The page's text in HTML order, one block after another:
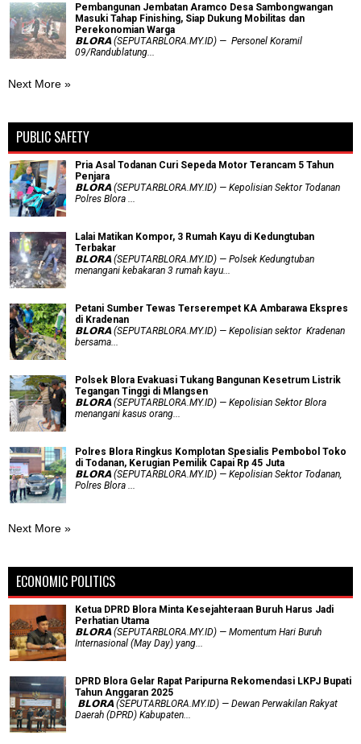
Pembangunan Jembatan Aramco Desa Sambongwangan
Masuki Tahap Finishing, Siap Dukung Mobilitas dan
Perekonomian Warga
𝗕𝗟𝗢𝗥𝗔 (SEPUTARBLORA.MY.ID) — Personel Koramil
09/Randublatung...
Next More »
PUBLIC SAFETY
Pria Asal Todanan Curi Sepeda Motor Terancam 5 Tahun
Penjara
𝗕𝗟𝗢𝗥𝗔 (SEPUTARBLORA.MY.ID) — Kepolisian Sektor Todanan
Polres Blora ...
Lalai Matikan Kompor, 3 Rumah Kayu di Kedungtuban
Terbakar
𝗕𝗟𝗢𝗥𝗔 (SEPUTARBLORA.MY.ID) — Polsek Kedungtuban
menangani kebakaran 3 rumah kayu...
Petani Sumber Tewas Terserempet KA Ambarawa Ekspres
di Kradenan
𝗕𝗟𝗢𝗥𝗔 (SEPUTARBLORA.MY.ID) — Kepolisian sektor Kradenan
bersama...
Polsek Blora Evakuasi Tukang Bangunan Kesetrum Listrik
Tegangan Tinggi di Mlangsen
𝗕𝗟𝗢𝗥𝗔 (SEPUTARBLORA.MY.ID) — Kepolisian Sektor Blora
menangani kasus orang...
Polres Blora Ringkus Komplotan Spesialis Pembobol Toko
di Todanan, Kerugian Pemilik Capai Rp 45 Juta
𝗕𝗟𝗢𝗥𝗔 (SEPUTARBLORA.MY.ID) — Kepolisian Sektor Todanan,
Polres Blora ...
Next More »
ECONOMIC POLITICS
Ketua DPRD Blora Minta Kesejahteraan Buruh Harus Jadi
Perhatian Utama
​𝗕𝗟𝗢𝗥𝗔 (SEPUTARBLORA.MY.ID) — Momentum Hari Buruh
Internasional (May Day) yang...
DPRD Blora Gelar Rapat Paripurna Rekomendasi LKPJ Bupati
Tahun Anggaran 2025
‎ 𝗕𝗟𝗢𝗥𝗔 (SEPUTARBLORA.MY.ID) — Dewan Perwakilan Rakyat
Daerah (DPRD) Kabupaten...